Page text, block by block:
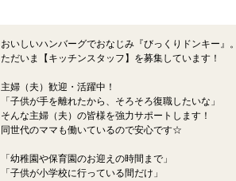
おいしいハンバーグでおなじみ『びっくりドンキー』。
ただいま【キッチンスタッフ】を募集しています！
主婦（夫）歓迎・活躍中！
「子供が手を離れたから、そろそろ復職したいな」
そんな主婦（夫）の皆様を強力サポートします！
同世代のママも働いているので安心です☆
「幼稚園や保育園のお迎えの時間まで」
「子供が小学校に行っている間だけ」